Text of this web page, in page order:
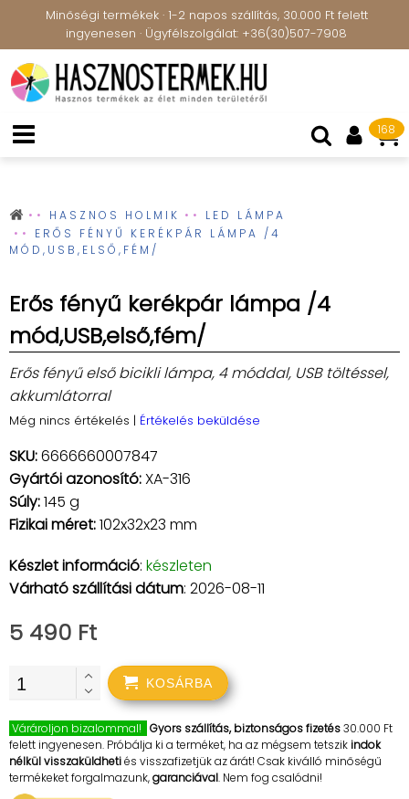
Minőségi termékek · 1-2 napos szállítás, 30.000 Ft felett
ingyenesen · Ügyfélszolgálat: +36(30)507-7908
168
HASZNOS HOLMIK
LED LÁMPA
ERŐS FÉNYŰ KERÉKPÁR LÁMPA /4
MÓD,USB,ELSŐ,FÉM/
Erős fényű kerékpár lámpa /4
mód,USB,első,fém/
Erős fényű első bicikli lámpa, 4 móddal, USB töltéssel,
akkumlátorral
Még nincs értékelés | Értékelés beküldése
SKU:6666660007847
Gyártói azonosító:XA-316
Súly:145 g
Fizikai méret:102x32x23 mm
Készlet információ: készleten
Várható szállítási dátum: 2026-08-11
5 490 Ft
KOSÁRBA
Várároljon bizalommal! Gyors szállítás, biztonságos fizetés30.000 Ft
felett ingyenesen. Próbálja ki a terméket, ha az mégsem tetszikindok
nélkül visszaküldhetiés visszafizetjük az árát! Csak kiválló minőségű
termékeket forgalmazunk,garanciával. Nem fog csalódni!